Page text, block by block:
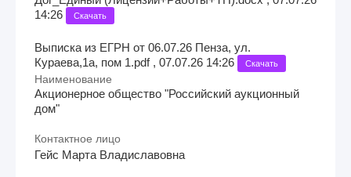
14:26
Скачать
Выписка из ЕГРН от 06.07.26 Пенза, ул.
Кураева,1а, пом 1.pdf , 07.07.26 14:26
Скачать
Наименование
Акционерное общество "Российский аукционный
дом"
Контактное лицо
Гейс Марта Владиславовна